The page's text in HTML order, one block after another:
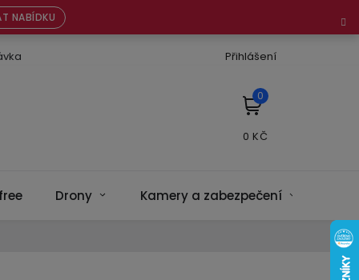
NABÍDKU
Přihlášení
NÁKUPNÍ
KOŠÍK
Drony Kamery a zabezpečení